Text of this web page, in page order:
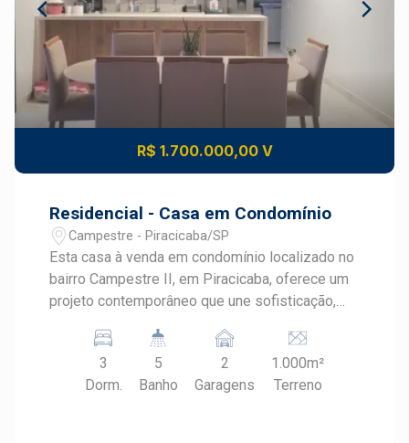
R$ 1.700.000,00 V
Residencial - Casa em Condomínio
Campestre - Piracicaba/SP
Esta casa à venda em condomínio localizado no
bairro Campestre II, em Piracicaba, oferece um
projeto contemporâneo que une sofisticação,
Localizada no Condomínio Park Campestre II, a
residência foi projetada pela Pasqualin
Arquitetura e proporciona uma experiência
3
Dorm.
5
Banho
2
Garagens
1.000m²
Terreno